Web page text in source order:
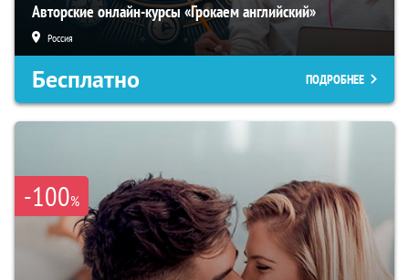
Авторские онлайн-курсы «Грокаем английский»
Россия
Бесплатно ПОДРОБНЕЕ
-100%